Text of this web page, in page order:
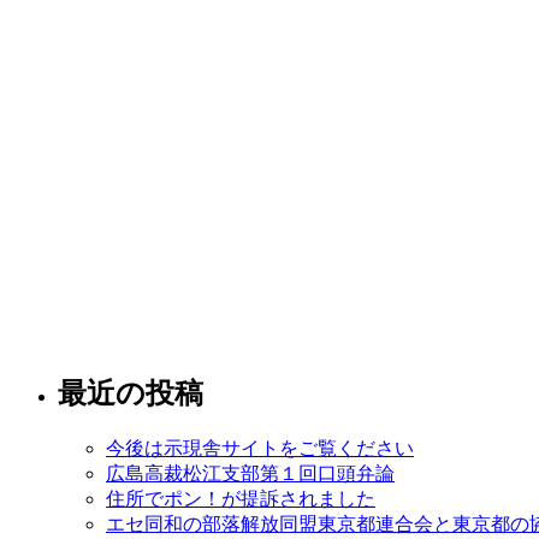
最近の投稿
今後は示現舎サイトをご覧ください
広島高裁松江支部第１回口頭弁論
住所でポン！が提訴されました
エセ同和の部落解放同盟東京都連合会と東京都の